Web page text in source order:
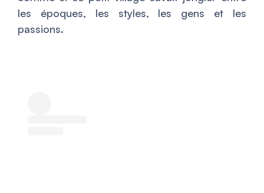
les époques, les styles, les gens et les
passions.